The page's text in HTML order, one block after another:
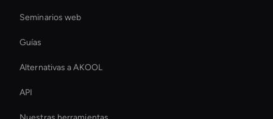
Seminarios web
Guías
Alternativas a AKOOL
API